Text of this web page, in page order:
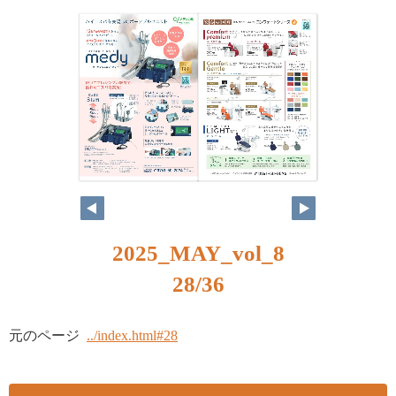
2025_MAY_vol_8
28/36
元のページ ../index.html#28